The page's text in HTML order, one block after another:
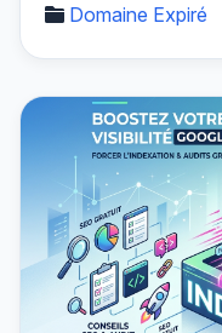
Domaine Expiré